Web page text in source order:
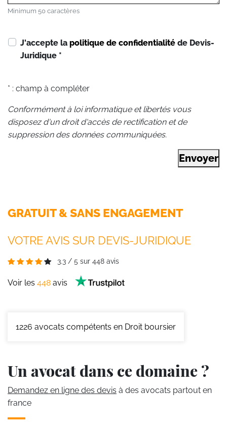
Minimum 50 caractères
J'accepte la politique de confidentialité de Devis-
Juridique *
* : champ à compléter
Conformément à loi informatique et libertés vous
disposez d'un droit d'accès de rectification et de
suppression des données communiquées.
Envoyer
GRATUIT & SANS ENGAGEMENT
VOTRE AVIS SUR DEVIS-JURIDIQUE
3.3 / 5 sur 448 avis
Voir les 448 avis
1226 avocats compétents en Droit boursier
Un avocat dans ce domaine ?
Demandez en ligne des devis à des avocats partout en
france